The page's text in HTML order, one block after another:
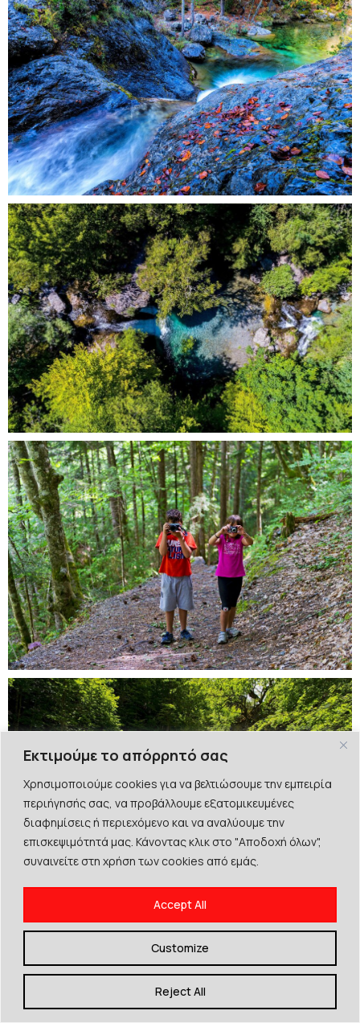
Εκτιμούμε το απόρρητό σας
Χρησιμοποιούμε cookies για να βελτιώσουμε την εμπειρία
περιήγησής σας, να προβάλλουμε εξατομικευμένες
διαφημίσεις ή περιεχόμενο και να αναλύουμε την
επισκεψιμότητά μας. Κάνοντας κλικ στο "Αποδοχή όλων",
συναινείτε στη χρήση των cookies από εμάς.
Customize
Reject All
Accept All
ENIPEAS WATERFALL